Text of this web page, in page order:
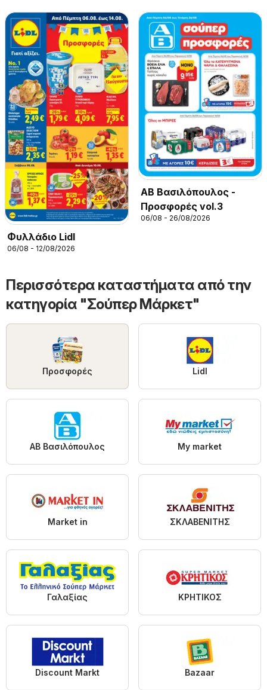
Φυλλάδιο Lidl
06/08 - 12/08/2026
ΑΒ Βασιλόπουλος -
Προσφορές vol.3
06/08 - 26/08/2026
Περισσότερα καταστήματα από την
κατηγορία "Σούπερ Μάρκετ"
Προσφορές Lidl
ΑΒ Βασιλόπουλος My market
Market in ΣΚΛΑΒΕΝΙΤΗΣ
Γαλαξίας ΚΡΗΤΙΚΟΣ
Discount Markt Bazaar